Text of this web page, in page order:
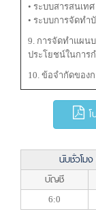
• ระบบสารสนเทศ
• ระบบการจัดทำ
9. การจัดทำแผน
ประโยชน์ในการ
10. ข้อจำกัดของ
นับชั่วโมง
บัญชี
6:0